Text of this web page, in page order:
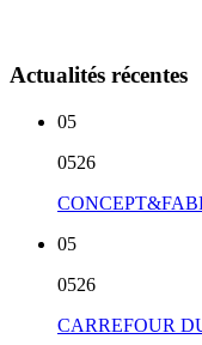
Actualités récentes
05
0526
05
0526
CARREFOUR